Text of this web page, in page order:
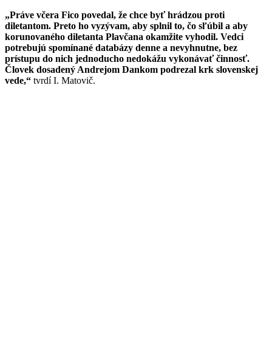
„Práve včera Fico povedal, že chce byť hrádzou proti
diletantom. Preto ho vyzývam, aby splnil to, čo sľúbil a aby
korunovaného diletanta Plavčana okamžite vyhodil. Vedci
potrebujú spomínané databázy denne a nevyhnutne, bez
prístupu do nich jednoducho nedokážu vykonávať činnosť.
Človek dosadený Andrejom Dankom podrezal krk slovenskej
vede,“ tvrdí I. Matovič.